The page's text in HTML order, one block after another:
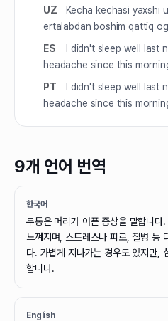
UZ
Kecha kechasi yaxshi
ertalabdan boshim qattiq
ES
I didn't sleep well last
headache since this
PT
I didn't sleep well last
headache since this
9개 언어 번역
한국어
두통은 머리가 아픈 증상을 말합니다
느껴지며, 스트레스나 피로, 질병 등
다. 가볍게 지나가는 경우도 있지만,
합니다.
English